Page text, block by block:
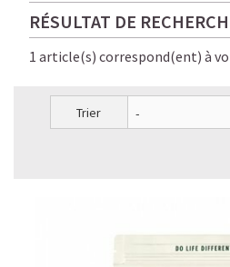
RÉSULTAT DE
1 article(s) correspond(ent) à
Trier